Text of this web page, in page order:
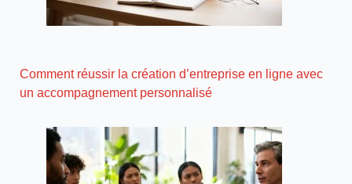
Comment réussir la création d’entreprise en ligne avec
un accompagnement personnalisé